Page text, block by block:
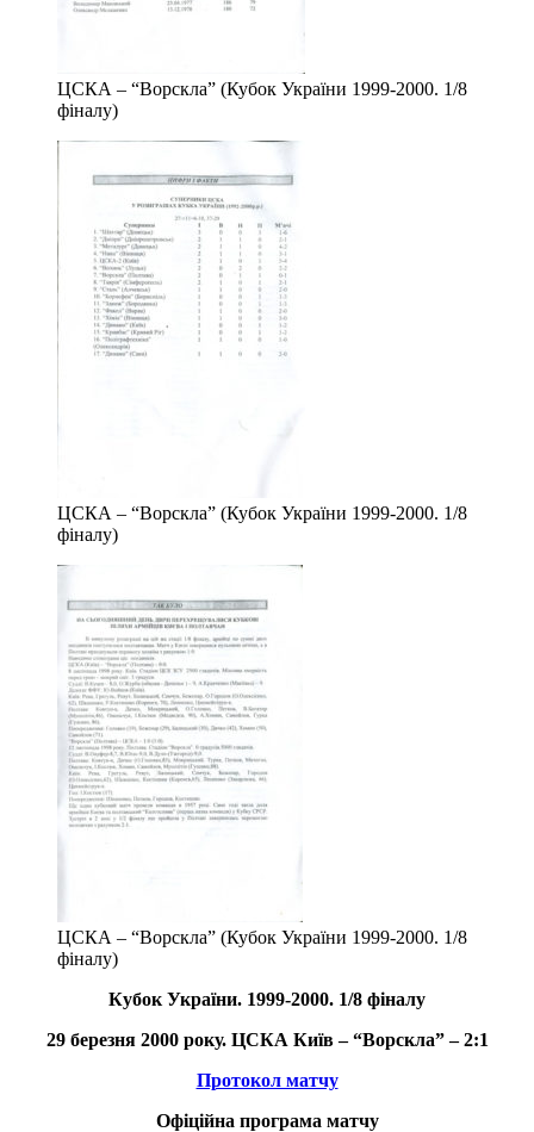
ЦСКА – “Ворскла” (Кубок України 1999-2000. 1/8
фіналу)
ЦСКА – “Ворскла” (Кубок України 1999-2000. 1/8
фіналу)
ЦСКА – “Ворскла” (Кубок України 1999-2000. 1/8
фіналу)
Кубок України. 1999-2000. 1/8 фіналу
29 березня 2000 року. ЦСКА Київ – “Ворскла” – 2:1
Протокол матчу
Офіційна програма матчу